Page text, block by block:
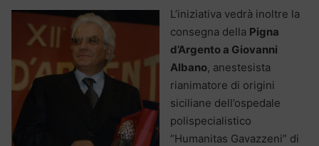
L’iniziativa vedrà inoltre la
consegna della Pigna
d’Argento a Giovanni
Albano, anestesista
rianimatore di origini
siciliane dell’ospedale
polispecialistico
“Humanitas Gavazzeni” di